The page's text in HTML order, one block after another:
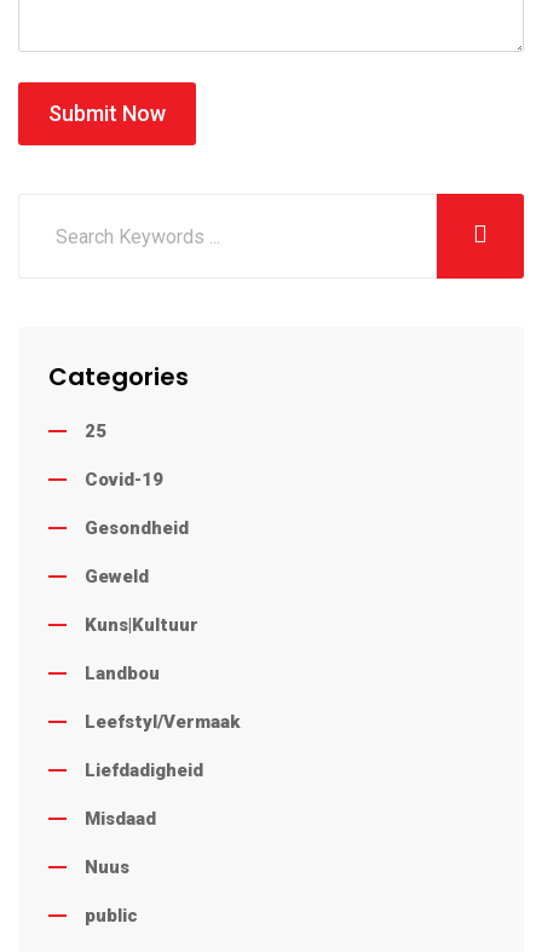
Submit Now
Categories
25
Covid-19
Gesondheid
Geweld
Kuns|Kultuur
Landbou
Leefstyl/Vermaak
Liefdadigheid
Misdaad
Nuus
public